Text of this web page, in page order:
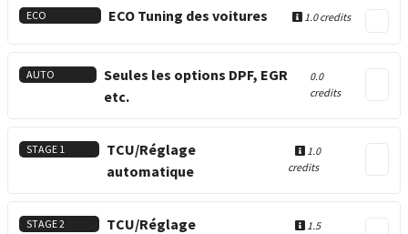
ECO ECO Tuning des voitures 1.0 credits
AUTO
Seules les options DPF, EGR
etc.
0.0
credits
STAGE 1
TCU/Réglage
automatique
1.0
credits
STAGE 2
TCU/Réglage
1.5